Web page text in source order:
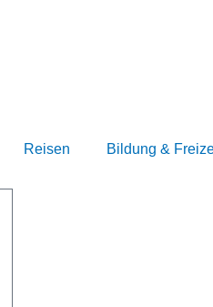
Reisen Bildung &